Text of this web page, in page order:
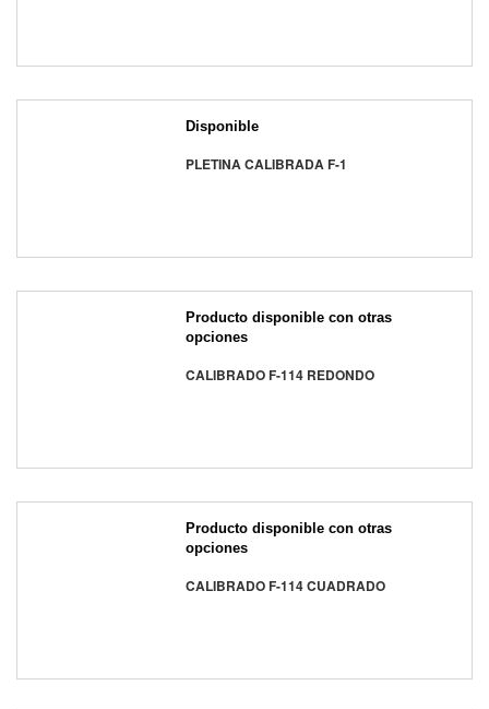
Disponible
PLETINA CALIBRADA F-1
Producto disponible con otras
opciones
CALIBRADO F-114 REDONDO
Producto disponible con otras
opciones
CALIBRADO F-114 CUADRADO